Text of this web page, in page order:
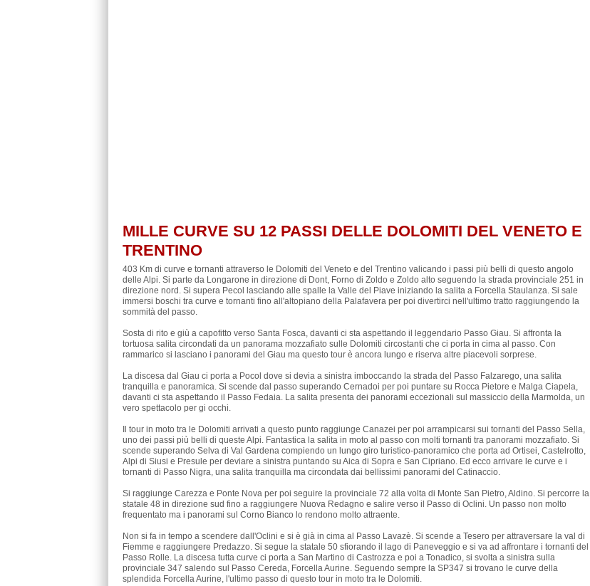
MILLE CURVE SU 12 PASSI DELLE DOLOMITI DEL VENETO E
TRENTINO
403 Km di curve e tornanti attraverso le Dolomiti del Veneto e del Trentino valicando i passi più belli di questo angolo
delle Alpi. Si parte da Longarone in direzione di Dont, Forno di Zoldo e Zoldo alto seguendo la strada provinciale 251 in
direzione nord. Si supera Pecol lasciando alle spalle la Valle del Piave iniziando la salita a Forcella Staulanza. Si sale
immersi boschi tra curve e tornanti fino all'altopiano della Palafavera per poi divertirci nell'ultimo tratto raggiungendo la
sommità del passo.
Sosta di rito e giù a capofitto verso Santa Fosca, davanti ci sta aspettando il leggendario Passo Giau. Si affronta la
tortuosa salita circondati da un panorama mozzafiato sulle Dolomiti circostanti che ci porta in cima al passo. Con
rammarico si lasciano i panorami del Giau ma questo tour è ancora lungo e riserva altre piacevoli sorprese.
La discesa dal Giau ci porta a Pocol dove si devia a sinistra imboccando la strada del Passo Falzarego, una salita
tranquilla e panoramica. Si scende dal passo superando Cernadoi per poi puntare su Rocca Pietore e Malga Ciapela,
davanti ci sta aspettando il Passo Fedaia. La salita presenta dei panorami eccezionali sul massiccio della Marmolda, un
vero spettacolo per gi occhi.
Il tour in moto tra le Dolomiti arrivati a questo punto raggiunge Canazei per poi arrampicarsi sui tornanti del Passo Sella,
uno dei passi più belli di queste Alpi. Fantastica la salita in moto al passo con molti tornanti tra panorami mozzafiato. Si
scende superando Selva di Val Gardena compiendo un lungo giro turistico-panoramico che porta ad Ortisei, Castelrotto,
Alpi di Siusi e Presule per deviare a sinistra puntando su Aica di Sopra e San Cipriano. Ed ecco arrivare le curve e i
tornanti di Passo Nigra, una salita tranquilla ma circondata dai bellissimi panorami del Catinaccio.
Si raggiunge Carezza e Ponte Nova per poi seguire la provinciale 72 alla volta di Monte San Pietro, Aldino. Si percorre la
statale 48 in direzione sud fino a raggiungere Nuova Redagno e salire verso il Passo di Oclini. Un passo non molto
frequentato ma i panorami sul Corno Bianco lo rendono molto attraente.
Non si fa in tempo a scendere dall'Oclini e si è già in cima al Passo Lavazè. Si scende a Tesero per attraversare la val di
Fiemme e raggiungere Predazzo. Si segue la statale 50 sfiorando il lago di Paneveggio e si va ad affrontare i tornanti del
Passo Rolle. La discesa tutta curve ci porta a San Martino di Castrozza e poi a Tonadico, si svolta a sinistra sulla
provinciale 347 salendo sul Passo Cereda, Forcella Aurine. Seguendo sempre la SP347 si trovano le curve della
splendida Forcella Aurine, l'ultimo passo di questo tour in moto tra le Dolomiti.